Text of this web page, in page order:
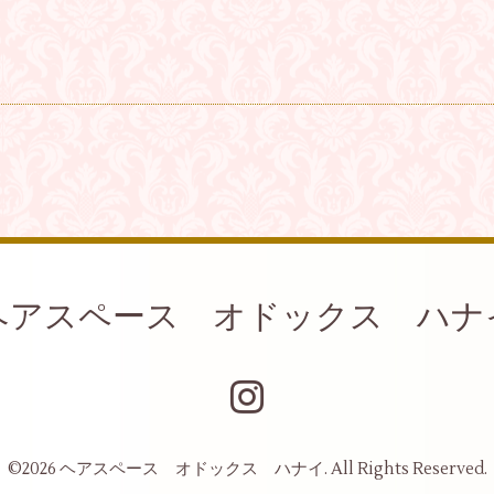
アスペース オドックス ハナ
©2026 ヘアスペース オドックス ハナイ. All Rights Reserved.